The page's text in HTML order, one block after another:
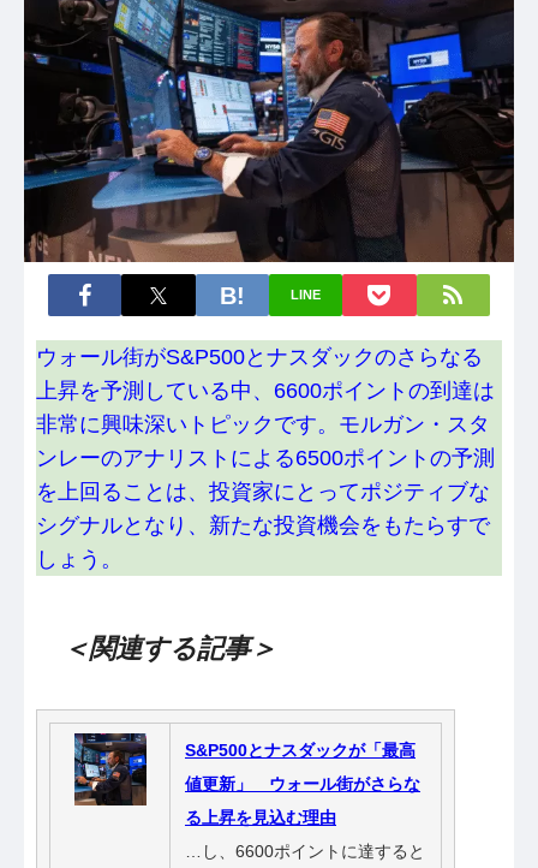
LINE
ウォール街がS&P500とナスダックのさらなる
上昇を予測している中、6600ポイントの到達は
非常に興味深いトピックです。モルガン・スタ
ンレーのアナリストによる6500ポイントの予測
を上回ることは、投資家にとってポジティブな
シグナルとなり、新たな投資機会をもたらすで
しょう。
＜関連する記事＞
S&P500とナスダックが「最高
値更新」 ウォール街がさらな
る上昇を見込む理由
…し、6600ポイントに達すると